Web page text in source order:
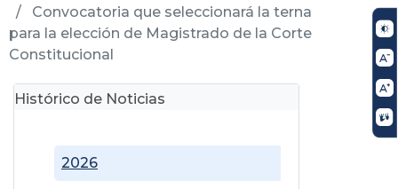
Convocatoria que seleccionará la terna
para la elección de Magistrado de la Corte
Constitucional
Histórico de Noticias
2026